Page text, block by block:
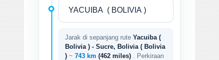
Jarak di sepanjang rute Yacuiba (
Bolivia ) - Sucre, Bolivia ( Bolivia
) ~ 743 km (462 miles)
. Perkiraan